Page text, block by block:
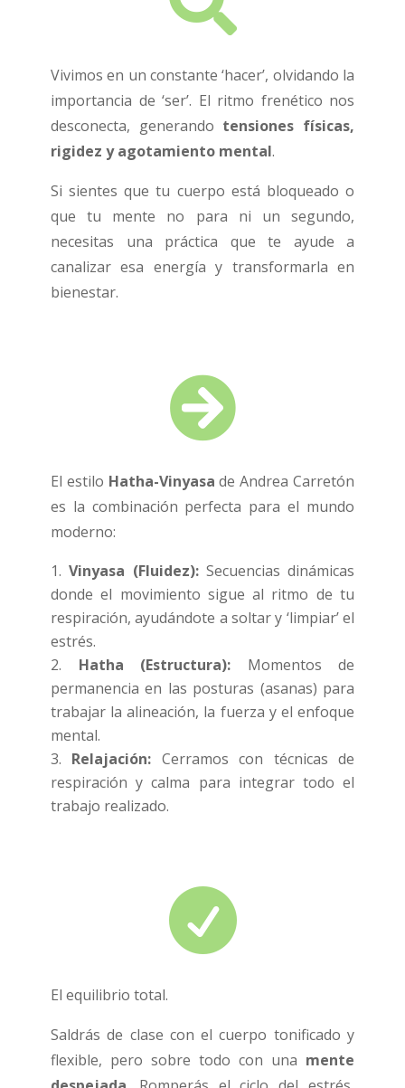
Vivimos en un constante ‘hacer’, olvidando la
importancia de ‘ser’. El ritmo frenético nos
desconecta, generando tensiones físicas,
rigidez y agotamiento mental.
Si sientes que tu cuerpo está bloqueado o
que tu mente no para ni un segundo,
necesitas una práctica que te ayude a
canalizar esa energía y transformarla en
bienestar.

El estilo Hatha-Vinyasa de Andrea Carretón
es la combinación perfecta para el mundo
moderno:
Vinyasa (Fluidez):Secuencias dinámicas
donde el movimiento sigue al ritmo de tu
respiración, ayudándote a soltar y ‘limpiar’ el
estrés.
Hatha (Estructura): Momentos de
permanencia en las posturas (asanas) para
trabajar la alineación, la fuerza y el enfoque
mental.
Relajación: Cerramos con técnicas de
respiración y calma para integrar todo el
trabajo realizado.

El equilibrio total.
Saldrás de clase con el cuerpo tonificado y
flexible, pero sobre todo con una mente